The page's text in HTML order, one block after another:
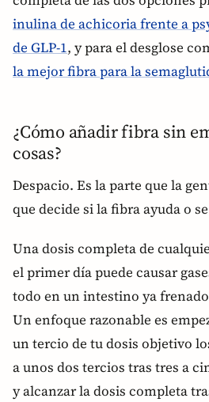
inulina de achicoria frente a
de GLP-1, y para el desglose
la mejor fibra para la
¿Cómo añadir fibra sin
cosas?
Despacio. Es la parte que la
que decide si la fibra ayuda o
Una dosis completa de
el primer día puede causar
todo en un intestino ya
Un enfoque razonable es
un tercio de tu dosis objetivo
a unos dos tercios tras tres a
y alcanzar la dosis completa